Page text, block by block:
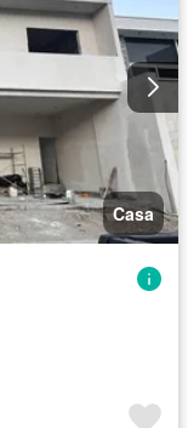
Casa